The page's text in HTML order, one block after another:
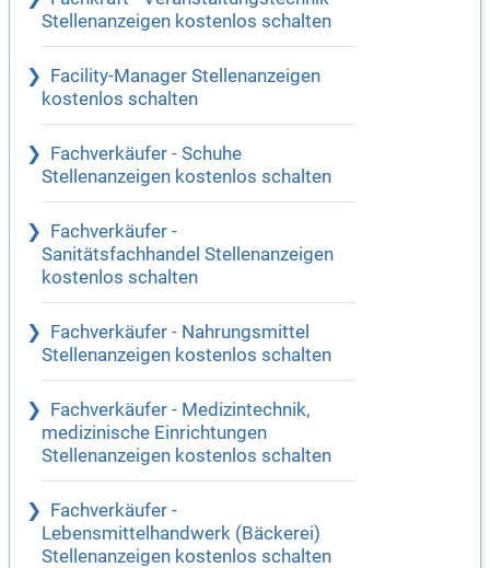
Stellenanzeigen kostenlos schalten
Facility-Manager Stellenanzeigen
kostenlos schalten
Fachverkäufer - Schuhe
Stellenanzeigen kostenlos schalten
Fachverkäufer -
Sanitätsfachhandel Stellenanzeigen
kostenlos schalten
Fachverkäufer - Nahrungsmittel
Stellenanzeigen kostenlos schalten
Fachverkäufer - Medizintechnik,
medizinische Einrichtungen
Stellenanzeigen kostenlos schalten
Fachverkäufer -
Lebensmittelhandwerk (Bäckerei)
Stellenanzeigen kostenlos schalten